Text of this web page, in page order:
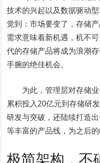
技术的兴起以及数据驱动
觉到：市场要变了，存储
需求意味着新机遇，机不
代的存储产品将成为浪潮
手腕的绝佳机会。
为此，管理层对存储
累积投入20亿元到存储研
研发与突破，还陆续打造
等丰富的产品线，为之后